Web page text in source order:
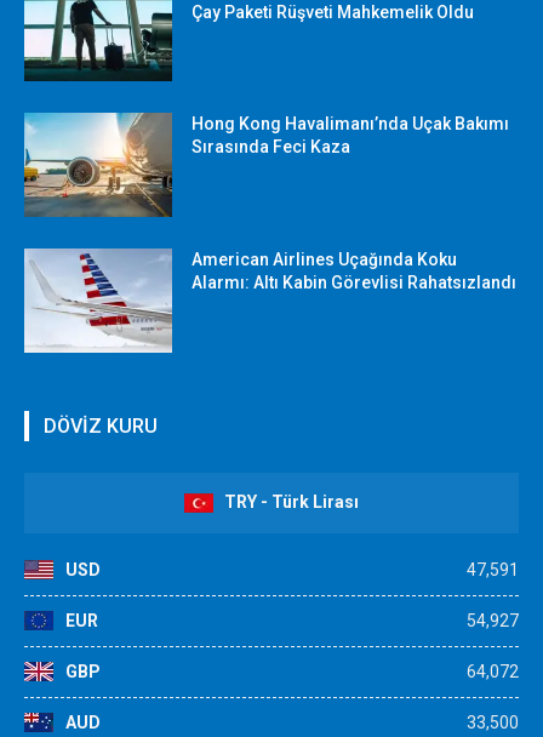
Çay Paketi Rüşveti Mahkemelik Oldu
Hong Kong Havalimanı’nda Uçak Bakımı
Sırasında Feci Kaza
American Airlines Uçağında Koku
Alarmı: Altı Kabin Görevlisi Rahatsızlandı
DÖVİZ KURU
TRY - Türk Lirası
USD 47,591
EUR 54,927
GBP 64,072
AUD 33,500